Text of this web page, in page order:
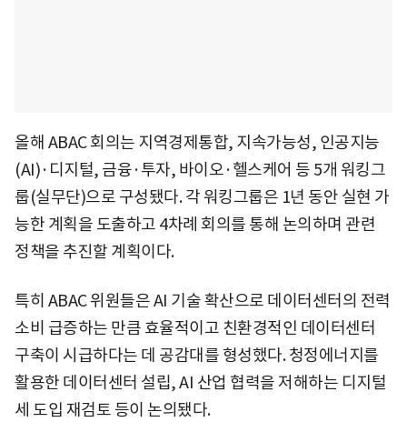
올해 ABAC 회의는 지역경제통합, 지속가능성, 인공지능
(AI)·디지털, 금융·투자, 바이오·헬스케어 등 5개 워킹그
룹(실무단)으로 구성됐다. 각 워킹그룹은 1년 동안 실현 가
능한 계획을 도출하고 4차례 회의를 통해 논의하며 관련
정책을 추진할 계획이다.
특히 ABAC 위원들은 AI 기술 확산으로 데이터센터의 전력
소비 급증하는 만큼 효율적이고 친환경적인 데이터센터
구축이 시급하다는 데 공감대를 형성했다. 청정에너지를
활용한 데이터센터 설립, AI 산업 협력을 저해하는 디지털
세 도입 재검토 등이 논의됐다.